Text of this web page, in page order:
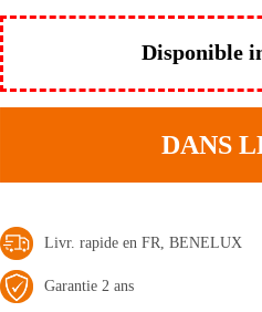
Disponible
DANS
Livr. rapide en FR, BENELUX
Garantie 2 ans